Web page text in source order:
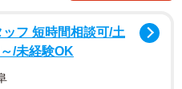
から見上げたような構図
も立体的に見えてしまい、
フ 短時間相談可/土
/未経験OK